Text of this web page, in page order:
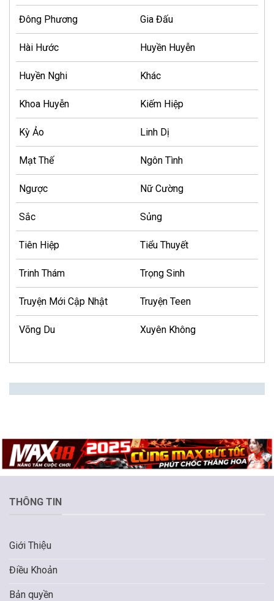
Đông Phương Gia Đấu
Hài Hước Huyền Huyễn
Huyền Nghi Khác
Khoa Huyễn Kiếm Hiệp
Kỳ Ảo Linh Dị
Mạt Thế Ngôn Tình
Ngược Nữ Cường
Sắc Sủng
Tiên Hiệp Tiểu Thuyết
Trinh Thám Trọng Sinh
Truyện Mới Cập Nhật Truyện Teen
Võng Du Xuyên Không
THÔNG TIN
Giới Thiệu
Điều Khoản
Bản quyền